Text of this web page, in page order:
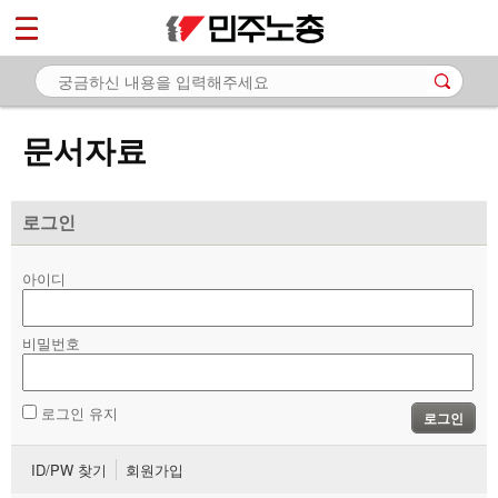
문서자료
로그인
아이디
비밀번호
로그인 유지 로그인
ID/PW 찾기 회원가입
마이페이지
소개
노동상담
자료
- 미디어자료
- 카드뉴스
부설기관